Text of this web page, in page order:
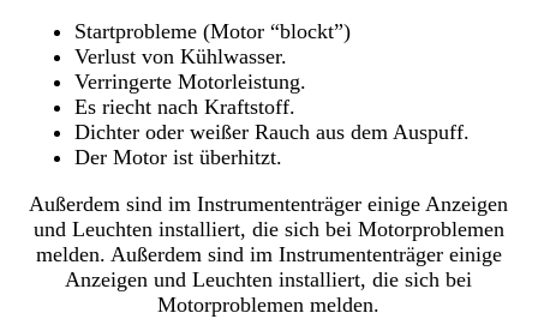
Startprobleme (Motor “blockt”)
Verlust von Kühlwasser.
Verringerte Motorleistung.
Es riecht nach Kraftstoff.
Dichter oder weißer Rauch aus dem Auspuff.
Der Motor ist überhitzt.
Außerdem sind im Instrumententräger einige Anzeigen
und Leuchten installiert, die sich bei Motorproblemen
melden. Außerdem sind im Instrumententräger einige
Anzeigen und Leuchten installiert, die sich bei
Motorproblemen melden.